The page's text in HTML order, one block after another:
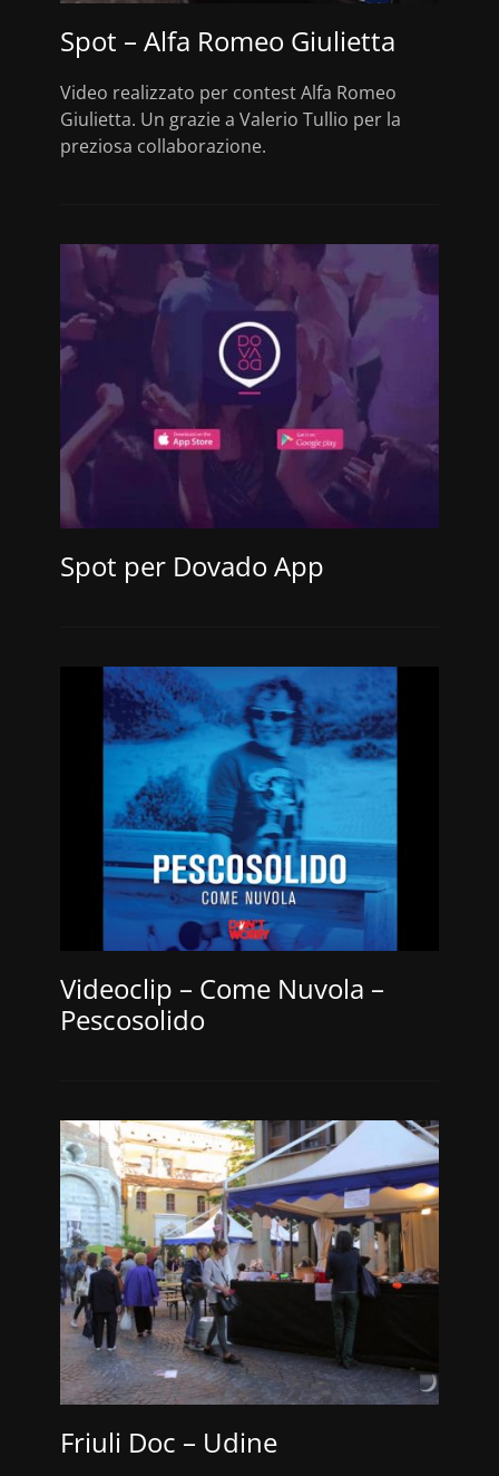
Spot – Alfa Romeo Giulietta
Video realizzato per contest Alfa Romeo
Giulietta. Un grazie a Valerio Tullio per la
preziosa collaborazione.
Spot per Dovado App
Videoclip – Come Nuvola –
Pescosolido
Friuli Doc – Udine